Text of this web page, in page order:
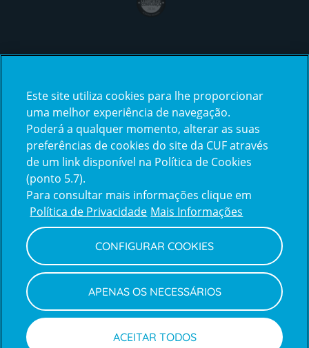
certification2certification3
Reclamações
e
elogios
Policy
Política de Privacidade e Cookies
Declaração de Acessibilidade
Canal de Denúncias
Informações legais
Este site utiliza cookies para lhe proporcionar
uma melhor experiência de navegação.
Poderá a qualquer momento, alterar as suas
preferências de cookies do site da CUF através
de um link disponível na Política de Cookies
(ponto 5.7).
Para consultar mais informações clique em
Política de Privacidade Mais Informações
CONFIGURAR COOKIES
APENAS OS NECESSÁRIOS
ACEITAR TODOS